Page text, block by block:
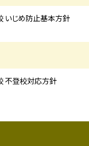
じめ防止基本方針
不登校対応方針